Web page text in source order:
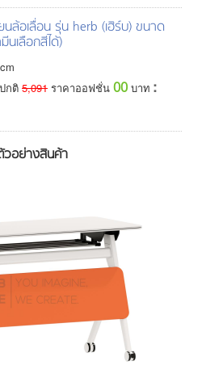
นล้อเลื่อน รุ่น herb (เฮิร์บ) ขนาด
นเลือกสีได้)
cm
ปกติ 5,091 ราคาออฟชั่น 00 บาท :
อย่างสินค้า